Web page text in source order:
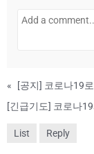
«
[공지] 코로나19
[긴급기도] 코로나
List Reply